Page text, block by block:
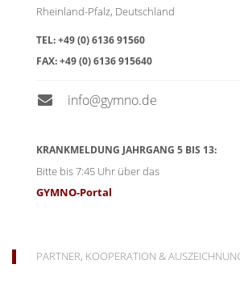
Rheinland-Pfalz, Deutschland
TEL:+49 (0) 6136 91560
FAX:+49 (0) 6136 915640
info@gymno.de
KRANKMELDUNG JAHRGANG 5 BIS 13:
Bitte bis 7:45 Uhr über das
GYMNO-Portal
PARTNER, KOOPERATION &